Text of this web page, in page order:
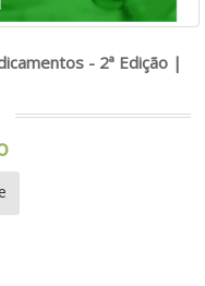
- 2ª Edição |